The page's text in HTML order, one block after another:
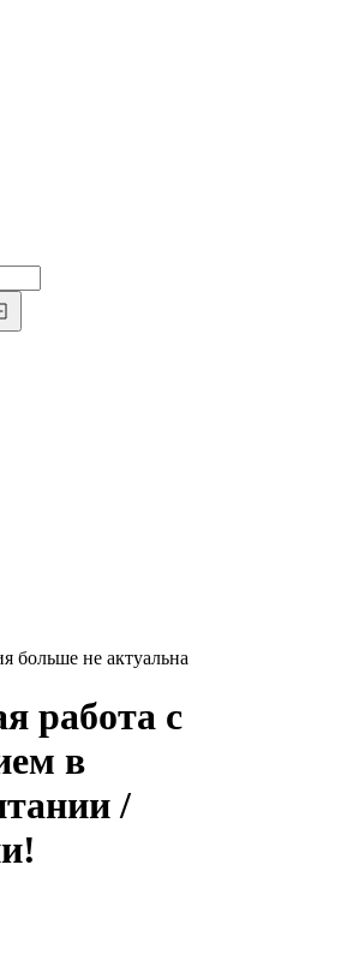
больше не актуальна
работа с
в
/